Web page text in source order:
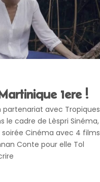
1ere !
partenariat avec Tropiques
le cadre de Lèspri Sinéma,
soirée Cinéma avec 4 films
Conte pour elle Tol